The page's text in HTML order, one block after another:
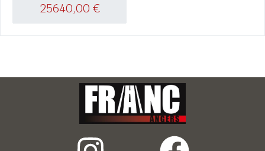
25640,00 €